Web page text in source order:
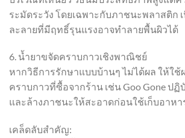
ระมัดระวัง โดยเฉพาะกับภาชนะพลาสติก
ละลายที่มีฤทธิ์รุนแรงอาจทำลายพื้นผิวได้
6. น้ำยาขจัดคราบกาวเชิงพาณิชย์
หากวิธีการรักษาแบบบ้านๆ ไม่ได้ผล ให้ใ
คราบกาวที่ซื้อจากร้าน เช่น Goo Gone ป
และล้างภาชนะให้สะอาดก่อนใช้เก็บอาหา
เคล็ดลับสำคัญ: